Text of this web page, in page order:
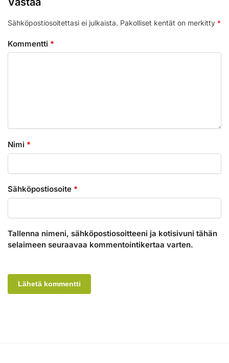
Sähköpostiosoitettasi ei julkaista. Pakolliset kentät on merkitty *
Kommentti *
Nimi *
Sähköpostiosoite *
Tallenna nimeni, sähköpostiosoitteeni ja kotisivuni tähän
selaimeen seuraavaa kommentointikertaa varten.